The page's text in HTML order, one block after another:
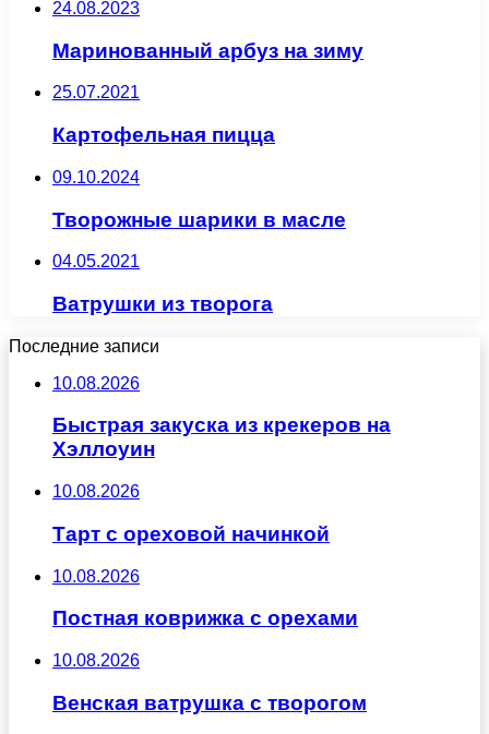
24.08.2023
Маринованный арбуз на зиму
25.07.2021
Картофельная пицца
09.10.2024
Творожные шарики в масле
04.05.2021
Ватрушки из творога
Последние записи
10.08.2026
Быстрая закуска из крекеров на
Хэллоуин
10.08.2026
Тарт с ореховой начинкой
10.08.2026
Постная коврижка с орехами
10.08.2026
Венская ватрушка с творогом